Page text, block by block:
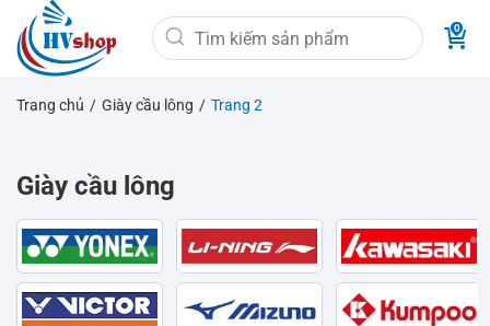
qua
nội
dung
Tìm
kiếm:
Trang chủ / Giày cầu lông / Trang 2
Giày cầu lông